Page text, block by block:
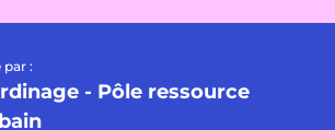
:
- Pôle ressource